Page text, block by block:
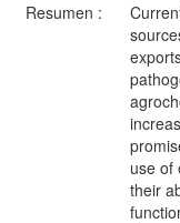
Resumen :
use of
their